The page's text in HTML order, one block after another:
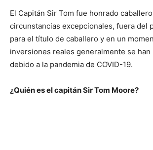
El Capitán Sir Tom fue honrado
circunstancias excepcionales, fuera del
para el título de caballero y en un
inversiones reales generalmente se han
debido a la pandemia de COVID-19.
¿Quién es el capitán Sir Tom Moore?